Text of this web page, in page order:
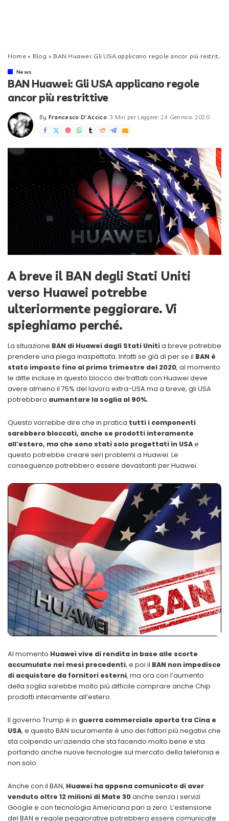
Home» Blog » BAN Huawei: Gli USA applicano regole ancor più restrittive
News
BAN Huawei: Gli USA applicano regole
ancor più restrittive
Posted
by
By Francesco D'Accico 3 Min per Leggere 24 Gennaio 2020
A breve il BAN degli Stati Uniti
verso Huawei potrebbe
ulteriormente peggiorare. Vi
spieghiamo perché.
La situazione BAN di Huawei dagli Stati Unitia breve potrebbe
prendere una piega inaspettata. Infatti se già di per se il BAN è
stato imposto fino al primo trimestre del 2020, al momento
le ditte incluse in questo blocco dei trattati con Huawei deve
avere almeno il 75% del lavoro extra-USA ma a breve, gli USA
potrebbero aumentare la soglia al 90%.
Questo vorrebbe dire che in pratica tutti i componenti
sarebbero bloccati, anche se prodotti interamente
all’estero, ma che sono stati solo progettati in USAe
questo potrebbe creare seri problemi a Huawei. Le
conseguenze potrebbero essere devastanti per Huawei.
Al momento Huawei vive di rendita in base alle scorte
accumulate nei mesi precedenti, e poi il BAN non impedisce
di acquistare da fornitori esterni, ma ora con l’aumento
della soglia sarebbe molto più difficile comprare anche Chip
prodotti interamente all’estero.
Il governo Trump è in guerra commerciale aperta tra Cina e
USA, e questo BAN sicuramente è uno dei fattori più negativi che
sta colpendo un’azienda che sta facendo molto bene e sta
portando anche nuove tecnologie sul mercato della telefonia e
non solo.
Anche con il BAN, Huawei ha appena comunicato di aver
venduto oltre 12 milioni di Mate 30anche senza i servizi
Google e con tecnologia Americana pari a zero. L’estensione
del BAN e regole peggiorative potrebbero essere comunicate